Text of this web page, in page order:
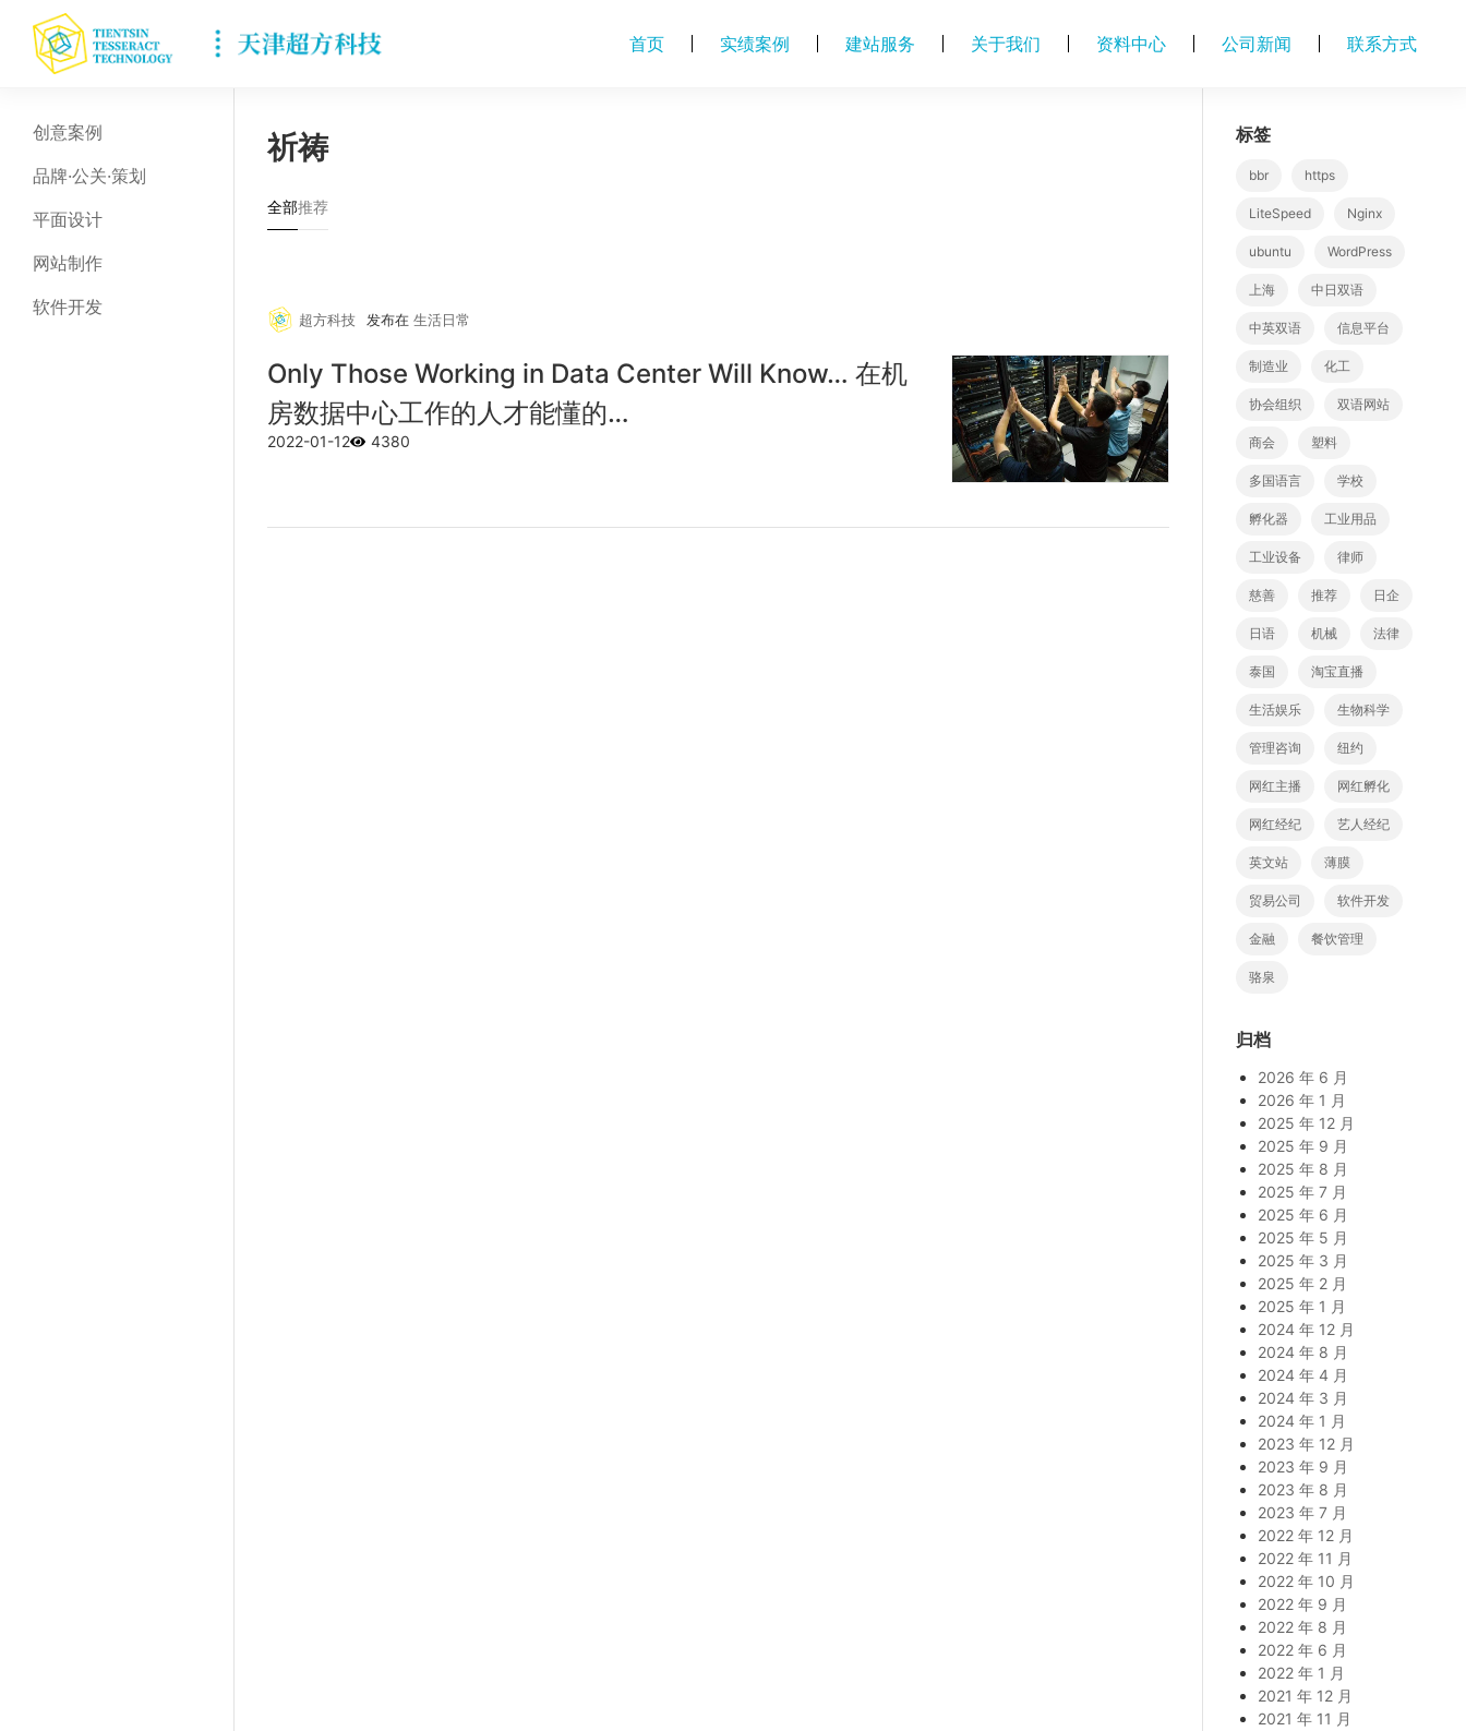
首页 实绩案例 建站服务 关于我们 资料中心 公司新闻 联系方式
创意案例
品牌·公关·策划
平面设计
网站制作
软件开发
祈祷
全部推荐
超方科技 发布在 生活日常
Only Those Working in Data Center Will Know… 在机
房数据中心工作的人才能懂的…
2022-01-12 4380
标签
bbr https
LiteSpeed Nginx
ubuntu WordPress
上海 中日双语
中英双语 信息平台
制造业 化工
协会组织 双语网站
商会 塑料
多国语言 学校
孵化器 工业用品
工业设备 律师
慈善 推荐 日企
日语 机械 法律
泰国 淘宝直播
生活娱乐 生物科学
管理咨询 纽约
网红主播 网红孵化
网红经纪 艺人经纪
英文站 薄膜
贸易公司 软件开发
金融 餐饮管理
骆泉
归档
2026 年 6 月
2026 年 1 月
2025 年 12 月
2025 年 9 月
2025 年 8 月
2025 年 7 月
2025 年 6 月
2025 年 5 月
2025 年 3 月
2025 年 2 月
2025 年 1 月
2024 年 12 月
2024 年 8 月
2024 年 4 月
2024 年 3 月
2024 年 1 月
2023 年 12 月
2023 年 9 月
2023 年 8 月
2023 年 7 月
2022 年 12 月
2022 年 11 月
2022 年 10 月
2022 年 9 月
2022 年 8 月
2022 年 6 月
2022 年 1 月
2021 年 12 月
2021 年 11 月